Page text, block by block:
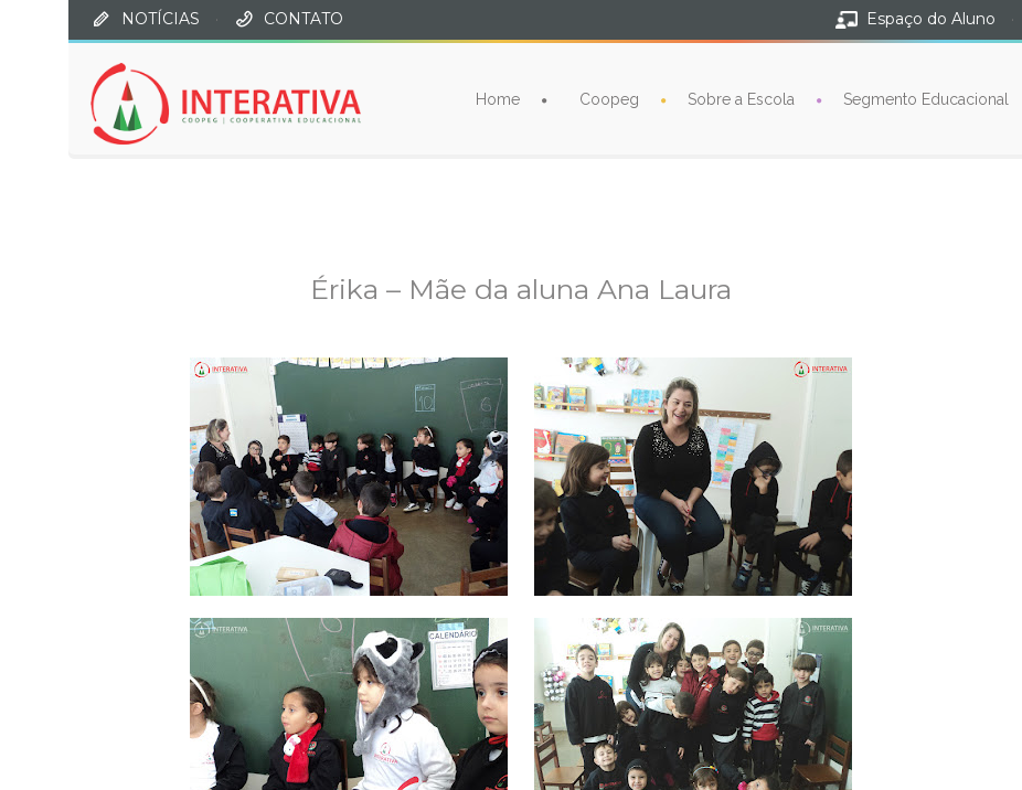
NOTÍCIAS · CONTATO Espaço do Aluno ·
Home Coopeg Sobre a Escola Segmento Educacional
Érika – Mãe da aluna Ana Laura